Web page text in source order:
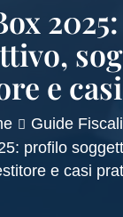
e
Guide Fiscali
profilo
e casi